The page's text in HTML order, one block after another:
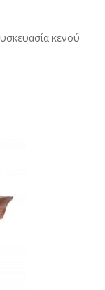
κενού